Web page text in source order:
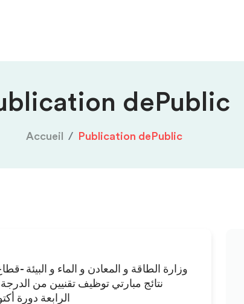
dePublic
Accueil Publication dePublic
وزارة الطاقة و المعادن و الماء و البيئة -
نتائج مبارتي توظيف تقنيين من الدرجة
الرابعة دورة أكتوبر